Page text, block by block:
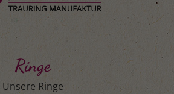
Ringe
Unsere Ringe